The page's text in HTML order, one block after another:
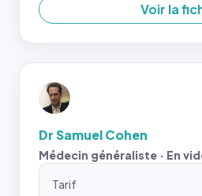
Voir la
Dr Samuel Cohen
Médecin généraliste · En
Tarif